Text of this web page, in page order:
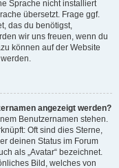
Sprache nicht installiert
übersetzt. Frage ggf.
das du benötigst,
wir uns freuen, wenn du
können auf der Website
angezeigt werden?
Benutzernamen stehen.
Oft sind dies Sterne,
deinen Status im Forum
als „Avatar“ bezeichnet.
Bild, welches von